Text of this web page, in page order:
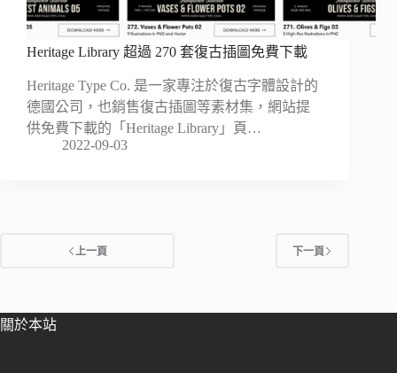
Heritage Library 超過 270 套復古插圖免費下載
Heritage Type Co. 是一家專注於復古字體設計的
德國公司，也銷售復古插圖等素材集，網站提
供免費下載的「Heritage Library」頁…
2022-09-03
上一頁 下一頁
關於本站